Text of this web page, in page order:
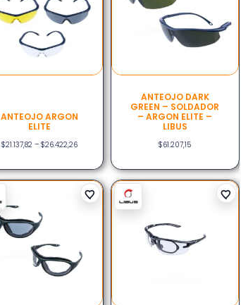
ANTEOJO ARGON
ELITE
$21.137,82 – $26.422,26
ANTEOJO DARK
GREEN – SOLDADOR
– ARGON ELITE –
LIBUS
$61.207,15